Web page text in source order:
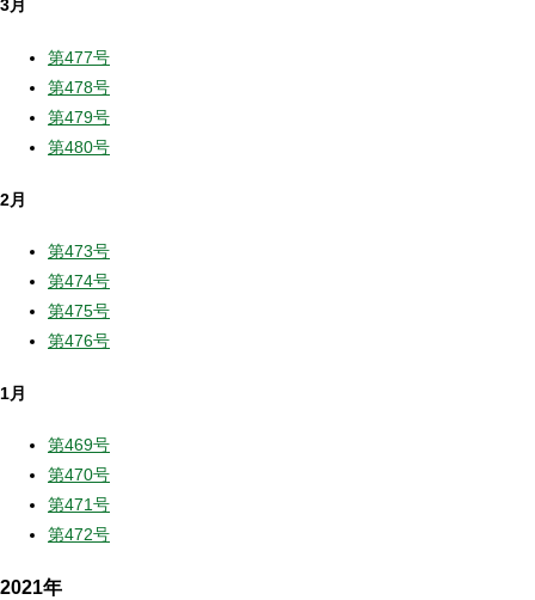
3月
第477号
第478号
第479号
第480号
2月
第473号
第474号
第475号
第476号
1月
第469号
第470号
第471号
第472号
2021年